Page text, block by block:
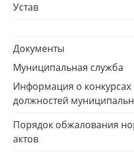
Устав
Документы
Муниципальная служба
Информация о
должностей
Порядок обжалования
актов